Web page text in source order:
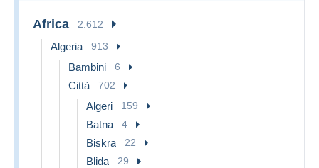
Africa 2.612
Algeria 913
Bambini 6
Città 702
Algeri 159
Batna 4
Biskra 22
Blida 29